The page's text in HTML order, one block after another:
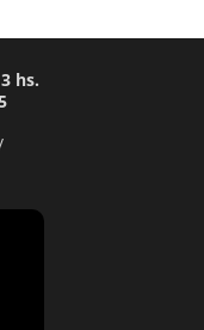
hs.